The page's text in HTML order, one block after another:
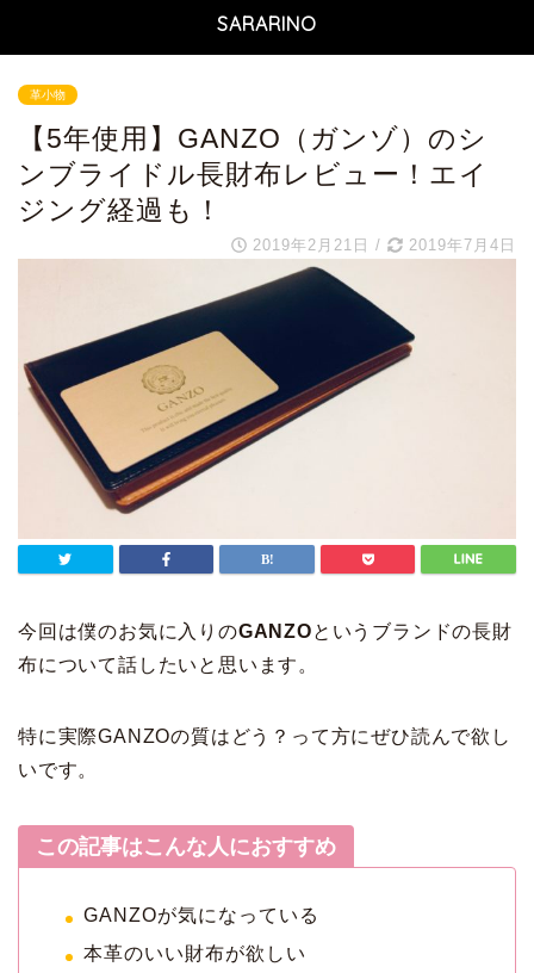
SARARINO
革小物
【5年使用】GANZO（ガンゾ）のシ
ンブライドル長財布レビュー！エイ
ジング経過も！
2019年2月21日 / 2019年7月4日
今回は僕のお気に入りのGANZOというブランドの長財
布について話したいと思います。
特に実際GANZOの質はどう？って方にぜひ読んで欲し
いです。
この記事はこんな人におすすめ
GANZOが気になっている
本革のいい財布が欲しい